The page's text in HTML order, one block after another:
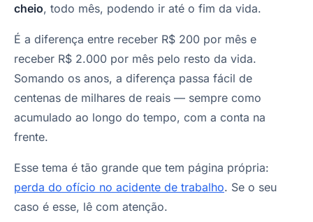
cheio, todo mês, podendo ir até o fim da vida.
É a diferença entre receber R$ 200 por mês e
receber R$ 2.000 por mês pelo resto da vida.
Somando os anos, a diferença passa fácil de
centenas de milhares de reais — sempre como
acumulado ao longo do tempo, com a conta na
frente.
Esse tema é tão grande que tem página própria:
perda do ofício no acidente de trabalho. Se o seu
caso é esse, lê com atenção.